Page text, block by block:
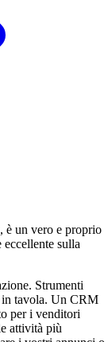
è un vero e proprio
sulla
Strumenti
in tavola. Un CRM
per i venditori
attività più